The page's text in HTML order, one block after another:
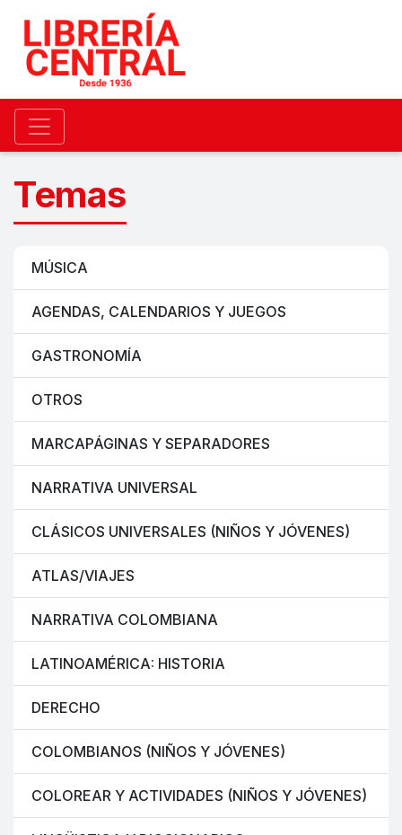
Temas
MÚSICA
AGENDAS, CALENDARIOS Y JUEGOS
GASTRONOMÍA
OTROS
MARCAPÁGINAS Y SEPARADORES
NARRATIVA UNIVERSAL
CLÁSICOS UNIVERSALES (NIÑOS Y JÓVENES)
ATLAS/VIAJES
NARRATIVA COLOMBIANA
LATINOAMÉRICA: HISTORIA
DERECHO
COLOMBIANOS (NIÑOS Y JÓVENES)
COLOREAR Y ACTIVIDADES (NIÑOS Y JÓVENES)